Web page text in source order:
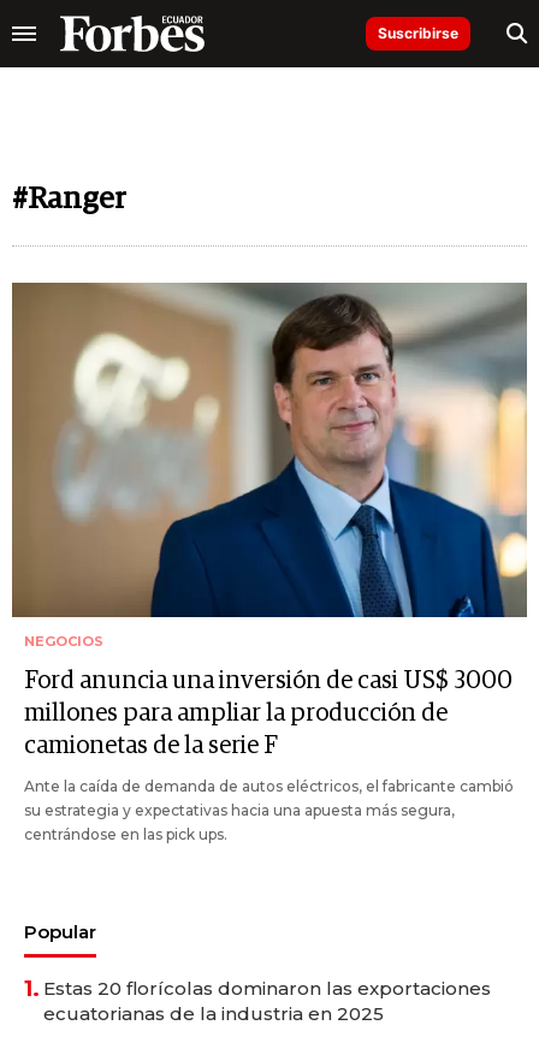
Suscribirse
#Ranger
NEGOCIOS
Ford anuncia una inversión de casi US$ 3000
millones para ampliar la producción de
camionetas de la serie F
Ante la caída de demanda de autos eléctricos, el fabricante cambió
su estrategia y expectativas hacia una apuesta más segura,
centrándose en las pick ups.
Popular
1. Estas 20 florícolas dominaron las exportaciones
ecuatorianas de la industria en 2025